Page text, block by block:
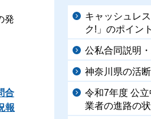
発
合
報
キャッシュレ
ク!」のポイン
公私合同説明
神奈川県の活
令和7年度 公
業者の進路の